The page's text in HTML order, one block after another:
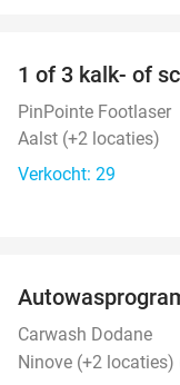
1 of 3 kalk- of
PinPointe Footlaser
Aalst (+2 locaties)
Verkocht: 29
Carwash Dodane
Ninove (+2 locaties)